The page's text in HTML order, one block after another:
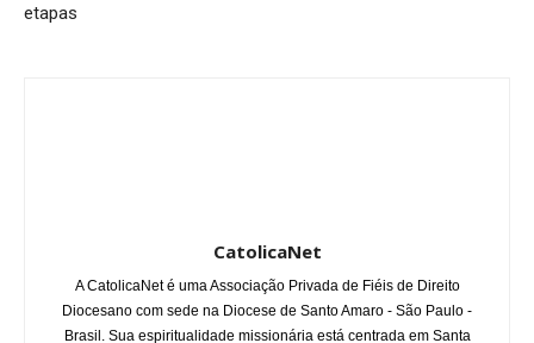
etapas
CatolicaNet
A CatolicaNet é uma Associação Privada de Fiéis de Direito
Diocesano com sede na Diocese de Santo Amaro - São Paulo -
Brasil. Sua espiritualidade missionária está centrada em Santa